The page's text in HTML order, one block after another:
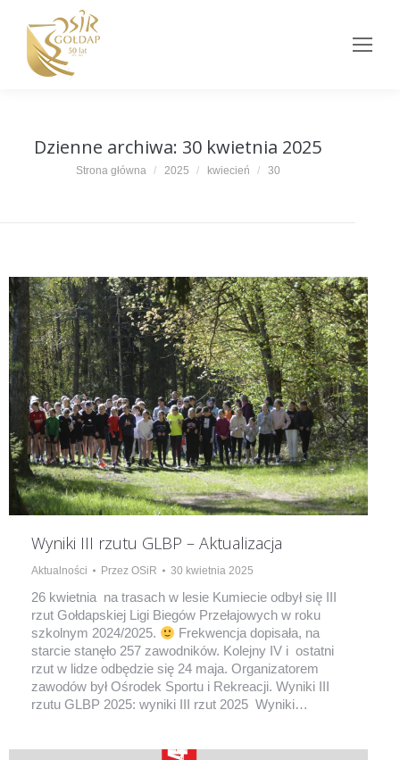
Dzienne archiwa: 30 kwietnia 2025
Jesteś tutaj:
Strona główna 2025 kwiecień 30
Wyniki III rzutu GLBP – Aktualizacja
Aktualności Przez OSiR 30 kwietnia 2025
26 kwietnia na trasach w lesie Kumiecie odbył się III
rzut Gołdapskiej Ligi Biegów Przełajowych w roku
szkolnym 2024/2025.
Frekwencja dopisała, na
starcie stanęło 257 zawodników. Kolejny IV i ostatni
rzut w lidze odbędzie się 24 maja. Organizatorem
zawodów był Ośrodek Sportu i Rekreacji. Wyniki III
rzutu GLBP 2025: wyniki III rzut 2025 Wyniki…